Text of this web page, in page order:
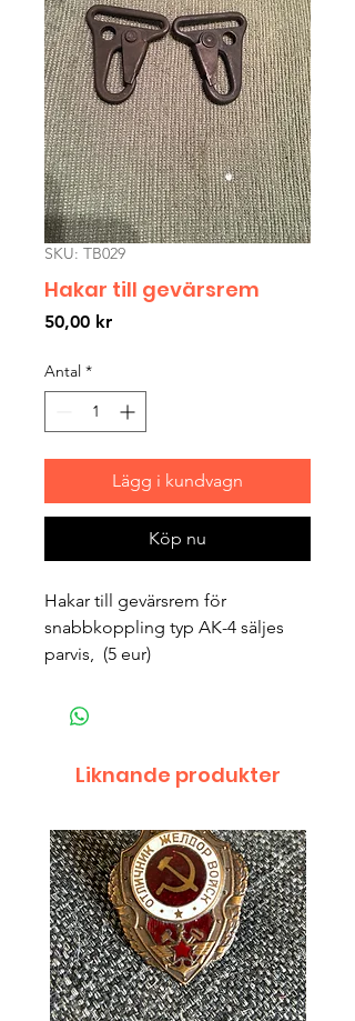
SKU: TB029
Hakar till gevärsrem
50,00 krPris
Antal *
Lägg i kundvagn
Köp nu
Hakar till gevärsrem för
snabbkoppling typ AK-4 säljes
parvis,  (5 eur)
Liknande produkter